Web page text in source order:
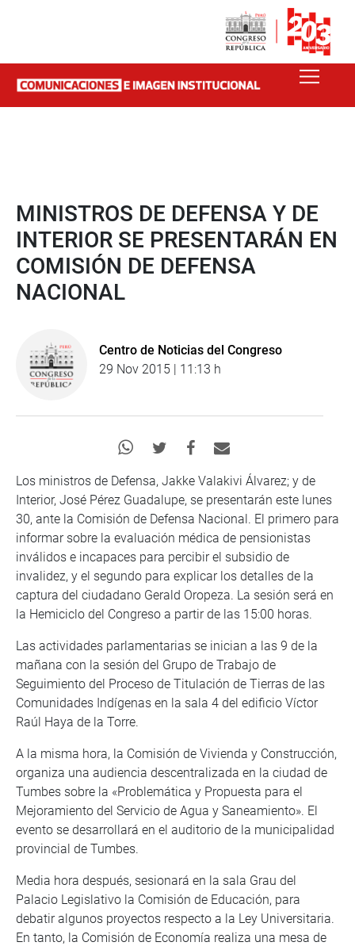
MINISTROS DE DEFENSA Y DE
INTERIOR SE PRESENTARÁN EN
COMISIÓN DE DEFENSA
NACIONAL
Centro de Noticias del Congreso
29 Nov 2015 | 11:13 h
Los ministros de Defensa, Jakke Valakivi Álvarez; y de
Interior, José Pérez Guadalupe, se presentarán este lunes
30, ante la Comisión de Defensa Nacional. El primero para
informar sobre la evaluación médica de pensionistas
inválidos e incapaces para percibir el subsidio de
invalidez, y el segundo para explicar los detalles de la
captura del ciudadano Gerald Oropeza. La sesión será en
la Hemiciclo del Congreso a partir de las 15:00 horas.
Las actividades parlamentarias se inician a las 9 de la
mañana con la sesión del Grupo de Trabajo de
Seguimiento del Proceso de Titulación de Tierras de las
Comunidades Indígenas en la sala 4 del edificio Víctor
Raúl Haya de la Torre.
A la misma hora, la Comisión de Vivienda y Construcción,
organiza una audiencia descentralizada en la ciudad de
Tumbes sobre la «Problemática y Propuesta para el
Mejoramiento del Servicio de Agua y Saneamiento». El
evento se desarrollará en el auditorio de la municipalidad
provincial de Tumbes.
Media hora después, sesionará en la sala Grau del
Palacio Legislativo la Comisión de Educación, para
debatir algunos proyectos respecto a la Ley Universitaria.
En tanto, la Comisión de Economía realiza una mesa de